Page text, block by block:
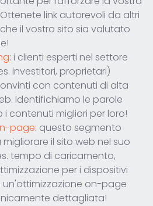
link autorevoli da altri
il vostro sito sia valutato
: i clienti esperti nel settore
investitori, proprietari)
con contenuti di alta
Identifichiamo le parole
i contenuti migliori per loro!
page: questo segmento
migliorare il sito web nel suo
tempo di caricamento,
per i dispositivi
un'ottimizzazione on-page
dettagliata!